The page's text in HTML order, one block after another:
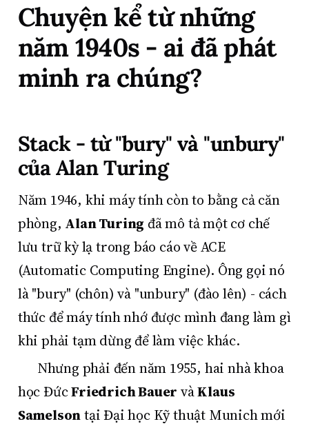
Chuyện kể từ những
năm 1940s - ai đã phát
minh ra chúng?
Stack - từ "bury" và "unbury"
của Alan Turing
Năm 1946, khi máy tính còn to bằng cả căn
phòng, Alan Turing đã mô tả một cơ chế
lưu trữ kỳ lạ trong báo cáo về ACE
(Automatic Computing Engine). Ông gọi nó
là "bury" (chôn) và "unbury" (đào lên) - cách
thức để máy tính nhớ được mình đang làm gì
khi phải tạm dừng để làm việc khác.
Nhưng phải đến năm 1955, hai nhà khoa
học ĐứcFriedrich Bauer vàKlaus
Samelsontại Đại học Kỹ thuật Munich mới